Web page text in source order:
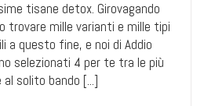
tisane detox. Girovagando
trovare mille varianti e mille tipi
a questo fine, e noi di Addio
selezionati 4 per te tra le più
solito bando [...]